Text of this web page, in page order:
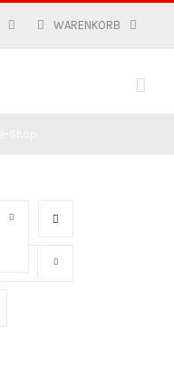
WARENKORB